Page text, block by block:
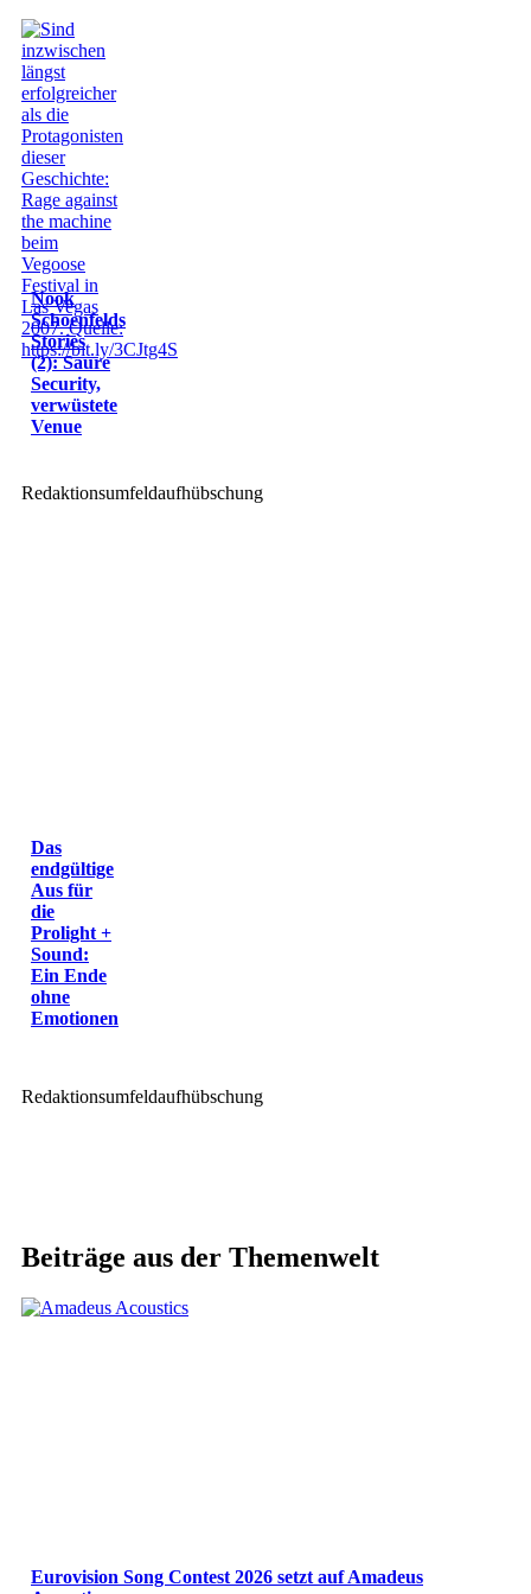
Nook
Schoenfelds
Stories
(2): Saure
Security,
verwüstete
Venue
Redaktionsumfeldaufhübschung
Das
endgültige
Aus für
die
Prolight +
Sound:
Ein Ende
ohne
Emotionen
Redaktionsumfeldaufhübschung
Beiträge aus der Themenwelt
Eurovision Song Contest 2026 setzt auf Amadeus